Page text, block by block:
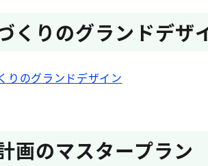
くりのグランドデザ
りのグランドデザイン
画のマスタープラン